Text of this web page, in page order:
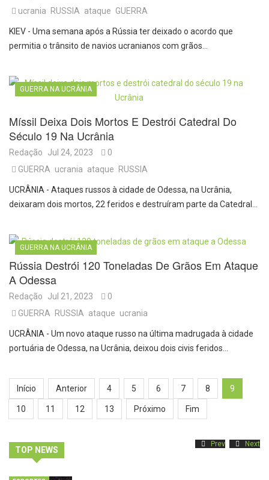
ucrania
RUSSIA ataque GUERRA
KIEV - Uma semana após a Rússia ter deixado o acordo que
permitia o trânsito de navios ucranianos com grãos…
GUERRA NA UCRÂNIA
Míssil Deixa Dois Mortos E Destrói Catedral Do
Século 19 Na Ucrânia
Redação Jul 24, 2023
0
GUERRA ucrania ataque RUSSIA
UCRÂNIA - Ataques russos à cidade de Odessa, na Ucrânia,
deixaram dois mortos, 22 feridos e destruíram parte da Catedral…
GUERRA NA UCRÂNIA
Rússia Destrói 120 Toneladas De Grãos Em Ataque
A Odessa
Redação Jul 21, 2023
0
GUERRA
RUSSIA ataque ucrania
UCRÂNIA - Um novo ataque russo na última madrugada à cidade
portuária de Odessa, na Ucrânia, deixou dois civis feridos…
Início Anterior 4 5 6 7 8 9
10 11 12 13 Próximo Fim
TOP NEWS
Prev Next